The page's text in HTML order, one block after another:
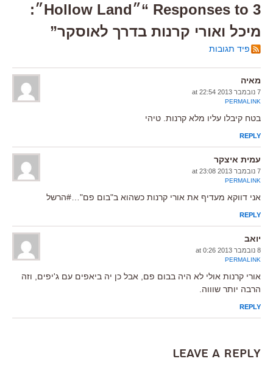
3 Responses to “״Hollow Land״:
מיכל ואורי קרנות בדרך לאוסקר”
פיד תגובות
מאיה
7 נובמבר 2013 at 22:54
PERMALINK
בטח קיבלו עליו מלא קרנות. טיהי
REPLY
עמית איצקר
7 נובמבר 2013 at 23:08
PERMALINK
אני דווקא מעדיף את אורי קרנות כשהוא ב"בום פם"…#הרשל
REPLY
יואב
8 נובמבר 2013 at 0:26
PERMALINK
אורי קרנות אולי לא היה בבום פם, אבל כן יה ביאפים עם ג'יפים, וזה
הרבה יותר שוווה.
REPLY
Leave a Reply